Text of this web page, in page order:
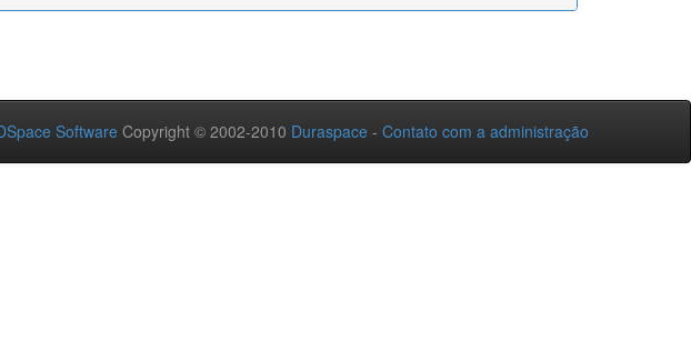
Software Copyright © 2002-2010 Duraspace - Contato com a administração